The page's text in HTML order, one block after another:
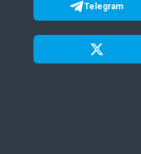
Telegram